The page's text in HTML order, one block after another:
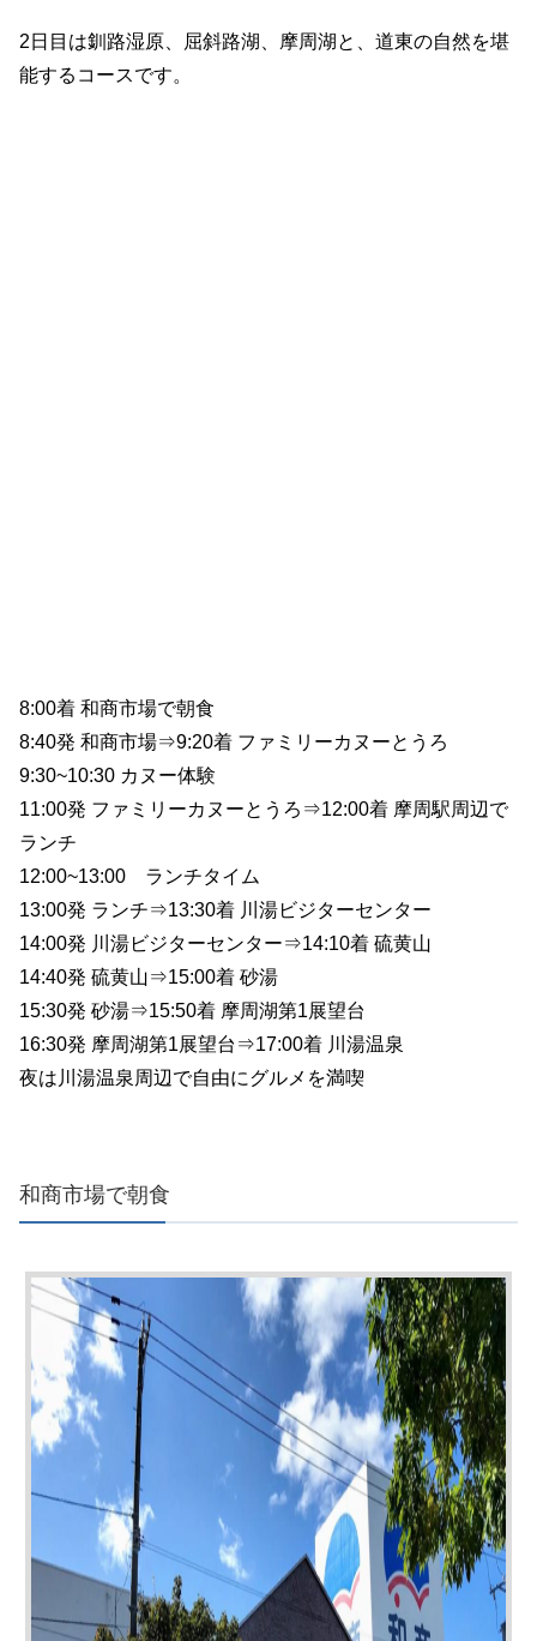
2日目は釧路湿原、屈斜路湖、摩周湖と、道東の自然を堪
能するコースです。
8:00着 和商市場で朝食
8:40発 和商市場⇒9:20着 ファミリーカヌーとうろ
9:30~10:30 カヌー体験
11:00発 ファミリーカヌーとうろ⇒12:00着 摩周駅周辺で
ランチ
12:00~13:00 ランチタイム
13:00発 ランチ⇒13:30着 川湯ビジターセンター
14:00発 川湯ビジターセンター⇒14:10着 硫黄山
14:40発 硫黄山⇒15:00着 砂湯
15:30発 砂湯⇒15:50着 摩周湖第1展望台
16:30発 摩周湖第1展望台⇒17:00着 川湯温泉
夜は川湯温泉周辺で自由にグルメを満喫
和商市場で朝食